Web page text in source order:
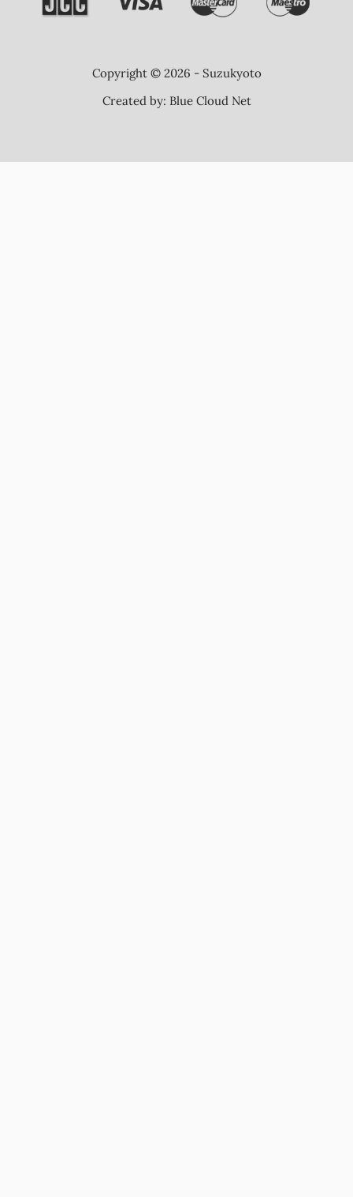
Copyright © 2026 - Suzukyoto
Created by: Blue Cloud Net